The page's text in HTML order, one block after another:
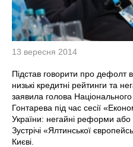
13 вересня 2014
Підстав говорити про дефолт
низькі кредитні рейтинги та
заявила голова
Гонтарева під час сесії
України: негайні реформи або
Зустрічі «Ялтинської
Києві.